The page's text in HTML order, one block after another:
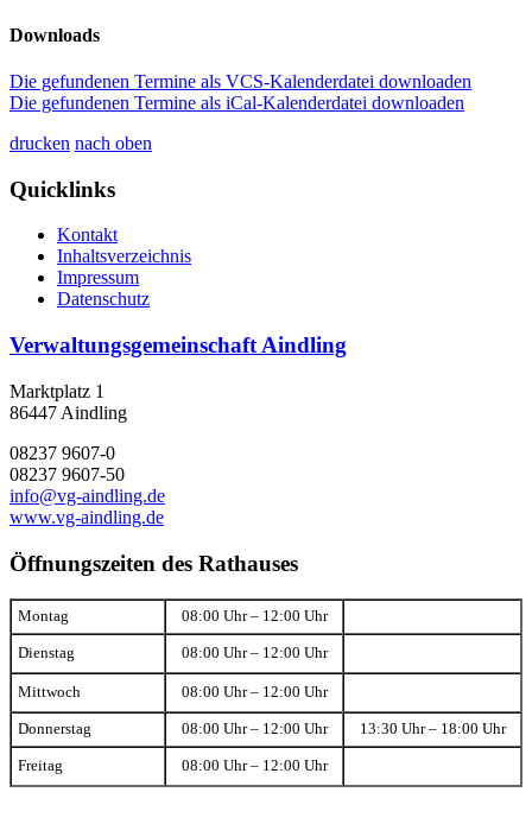
Downloads
Die gefundenen Termine als VCS-Kalenderdatei downloaden
Die gefundenen Termine als iCal-Kalenderdatei downloaden
drucken nach oben
Quicklinks
Kontakt
Inhaltsverzeichnis
Impressum
Datenschutz
Verwaltungsgemeinschaft Aindling
Marktplatz 1
86447 Aindling
08237 9607-0
08237 9607-50
info@vg-aindling.de
www.vg-aindling.de
Öffnungszeiten des Rathauses
Montag 08:00 Uhr – 12:00 Uhr
Dienstag 08:00 Uhr – 12:00 Uhr
Mittwoch 08:00 Uhr – 12:00 Uhr
Donnerstag 08:00 Uhr – 12:00 Uhr 13:30 Uhr – 18:00 Uhr
Freitag 08:00 Uhr – 12:00 Uhr